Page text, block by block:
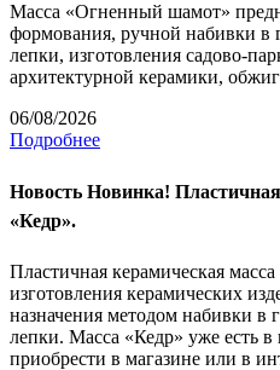
Масса «Огненный шамот»
формования, ручной набивки
лепки, изготовления садово-
архитектурной керамики,
06/08/2026
Подробнее
Новость Новинка!
«Кедр».
Пластичная керамическая
изготовления керамических
назначения методом набивки
лепки. Масса «Кедр» уже есть
приобрести в магазине или в